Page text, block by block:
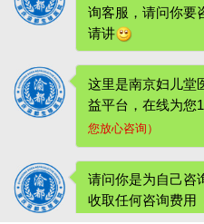
询客服，请问你要
请讲
这里是南京妇儿堂
益平台，在线为您1
您放心咨询）
请问你是为自己咨
收取任何咨询费用